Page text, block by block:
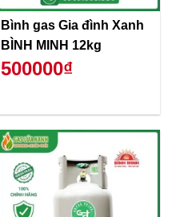
Bình gas Gia đình Xanh
BÌNH MINH 12kg
500000₫